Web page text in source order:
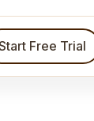
Free Trial